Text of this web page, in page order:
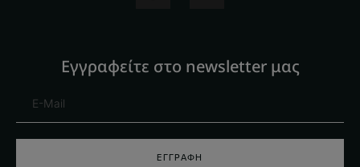
Εγγραφείτε στο newsletter μας
ΕΓΓΡΑΦΉ